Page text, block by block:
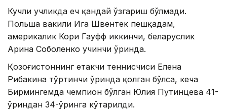
Кучли учликда ҳеч қандай ўзгариш бўлмади.
Польша вакили Ига Швентек пешқадам,
америкалик Кори Гауфф иккинчи, беларуслик
Арина Соболенко учинчи ўринда.
Қозоғистоннинг етакчи теннисчиси Елена
Рибакина тўртинчи ўринда қолган бўлса, кеча
Бирмингемда чемпион бўлган Юлия Путинцева 41-
ўриндан 34-ўринга кўтарилди.